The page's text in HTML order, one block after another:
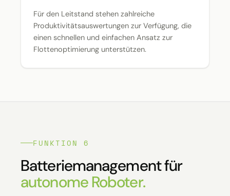
Für den Leitstand stehen zahlreiche
Produktivitätsauswertungen zur Verfügung, die
einen schnellen und einfachen Ansatz zur
Flottenoptimierung unterstützen.
FUNKTION 6
Batteriemanagement für
autonome Roboter.